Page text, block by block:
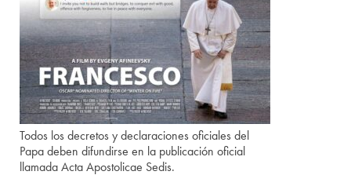
Todos los decretos y declaraciones oficiales del
Papa deben difundirse en la publicación oficial
llamada Acta Apostolicae Sedis.